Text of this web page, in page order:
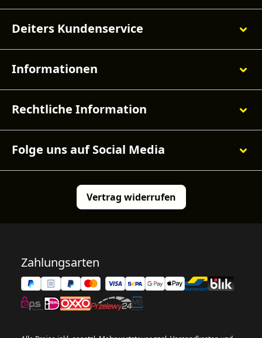
Deiters Kundenservice
Informationen
Rechtliche Information
Folge uns auf Social Media
Vertrag widerrufen
Zahlungsarten